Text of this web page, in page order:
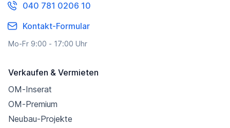
040 781 0206 10
Kontakt-Formular
Mo-Fr 9:00 - 17:00 Uhr
Verkaufen & Vermieten
OM-Inserat
OM-Premium
Neubau-Projekte